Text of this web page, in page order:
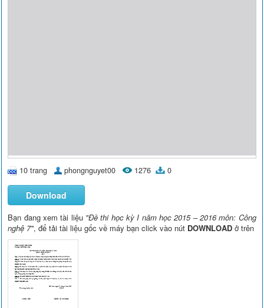
10 trang phongnguyet00 1276 0
Download
Bạn đang xem tài liệu "Đề thi học kỳ I năm học 2015 – 2016 môn: Công
nghệ 7", để tải tài liệu gốc về máy bạn click vào nút DOWNLOAD ở trên